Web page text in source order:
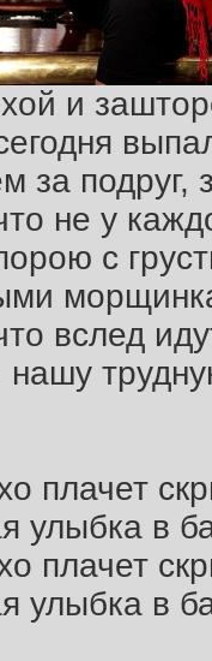
и
за подруг,
не у
с
вслед
плачет
улыбка в
плачет
улыбка в